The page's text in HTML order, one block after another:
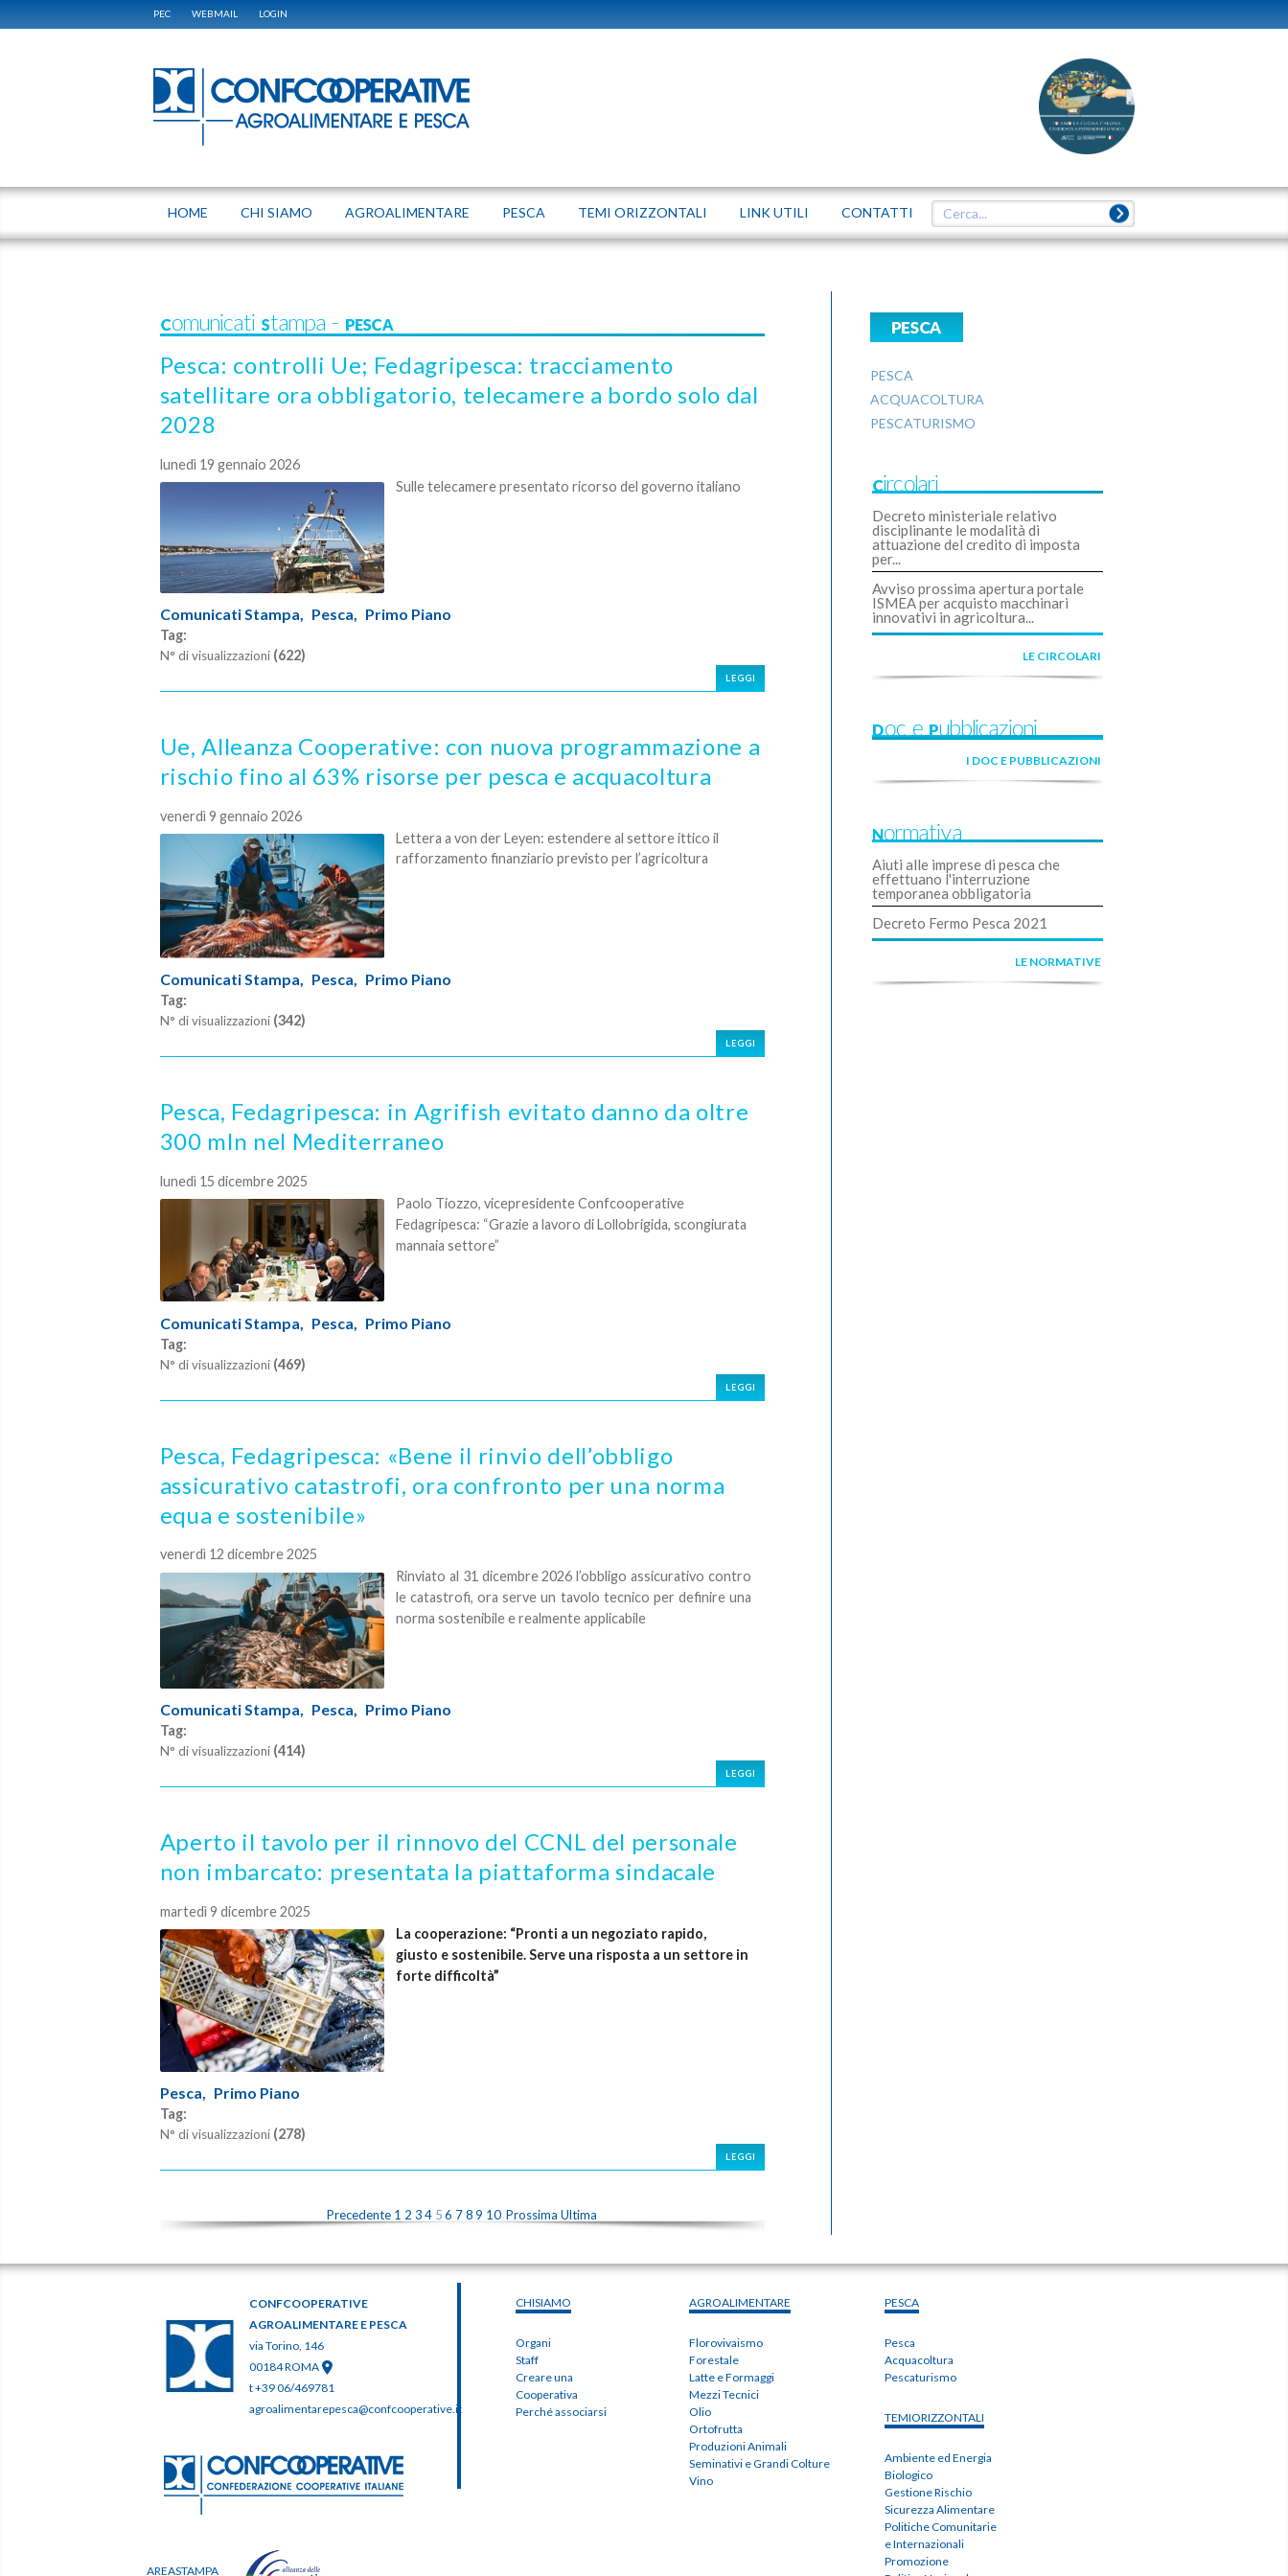
PEC WEBMAIL LOGIN
HOME CHI SIAMO AGROALIMENTARE PESCA TEMI ORIZZONTALI LINK UTILI CONTATTI
Comunicati Stampa - PESCA
Pesca: controlli Ue; Fedagripesca: tracciamento
satellitare ora obbligatorio, telecamere a bordo solo dal
2028
lunedì 19 gennaio 2026
Sulle telecamere presentato ricorso del governo italiano
Comunicati Stampa, Pesca, Primo Piano
Tag:
N° di visualizzazioni (622)
LEGGI
Ue, Alleanza Cooperative: con nuova programmazione a
rischio fino al 63% risorse per pesca e acquacoltura
venerdì 9 gennaio 2026
Lettera a von der Leyen: estendere al settore ittico il
rafforzamento finanziario previsto per l’agricoltura
Comunicati Stampa, Pesca, Primo Piano
Tag:
N° di visualizzazioni (342)
LEGGI
Pesca, Fedagripesca: in Agrifish evitato danno da oltre
300 mln nel Mediterraneo
lunedì 15 dicembre 2025
Paolo Tiozzo, vicepresidente Confcooperative
Fedagripesca: “Grazie a lavoro di Lollobrigida, scongiurata
mannaia settore”
Comunicati Stampa, Pesca, Primo Piano
Tag:
N° di visualizzazioni (469)
LEGGI
Pesca, Fedagripesca: «Bene il rinvio dell’obbligo
assicurativo catastrofi, ora confronto per una norma
equa e sostenibile»
venerdì 12 dicembre 2025
Rinviato al 31 dicembre 2026 l’obbligo assicurativo contro
le catastrofi, ora serve un tavolo tecnico per definire una
norma sostenibile e realmente applicabile
Comunicati Stampa, Pesca, Primo Piano
Tag:
N° di visualizzazioni (414)
LEGGI
Aperto il tavolo per il rinnovo del CCNL del personale
non imbarcato: presentata la piattaforma sindacale
martedì 9 dicembre 2025
La cooperazione: “Pronti a un negoziato rapido,
giusto e sostenibile. Serve una risposta a un settore in
forte difficoltà”
Pesca, Primo Piano
Tag:
N° di visualizzazioni (278)
LEGGI
Precedente 1 2 34 5 6 789 10 Prossima Ultima
PESCA
PESCA
ACQUACOLTURA
PESCATURISMO
Circolari
Decreto ministeriale relativo
disciplinante le modalità di
attuazione del credito di imposta
per...
Avviso prossima apertura portale
ISMEA per acquisto macchinari
innovativi in agricoltura...
LE CIRCOLARI
Doc e Pubblicazioni
I DOC E PUBBLICAZIONI
Normativa
Aiuti alle imprese di pesca che
effettuano l'interruzione
temporanea obbligatoria
Decreto Fermo Pesca 2021
LE NORMATIVE
CONFCOOPERATIVE
AGROALIMENTARE E PESCA
via Torino, 146
00184 ROMA
t +39 06/469781
agroalimentarepesca@confcooperative.it
CHISIAMO
Organi
Staff
Creare una
Cooperativa
Perché associarsi
AGROALIMENTARE
Florovivaismo
Forestale
Latte e Formaggi
Mezzi Tecnici
Olio
Ortofrutta
Produzioni Animali
Seminativi e Grandi Colture
Vino
PESCA
Pesca
Acquacoltura
Pescaturismo
TEMIORIZZONTALI
Ambiente ed Energia
Biologico
Gestione Rischio
Sicurezza Alimentare
Politiche Comunitarie
e Internazionali
Promozione
AREASTAMPA